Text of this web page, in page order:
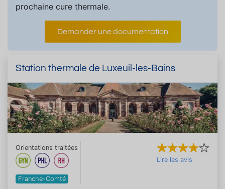
prochaine cure thermale.
Demander une documentation
Station thermale de Luxeuil-les-Bains
Orientations traitées
Franche-Comté
Lire les avis